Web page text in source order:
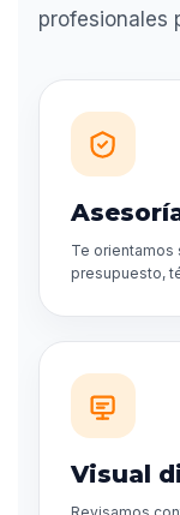
profesionales
Te orientamos
presupuesto,
Visual